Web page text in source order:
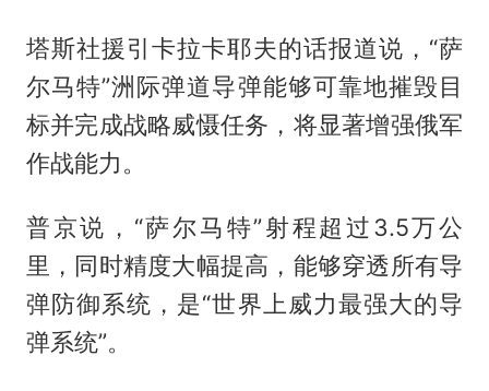
塔斯社援引卡拉卡耶夫的话报道说，“萨
尔马特”洲际弹道导弹能够可靠地摧毁目
标并完成战略威慑任务，将显著增强俄军
作战能力。
普京说，“萨尔马特”射程超过3.5万公
里，同时精度大幅提高，能够穿透所有导
弹防御系统，是“世界上威力最强大的导
弹系统”。